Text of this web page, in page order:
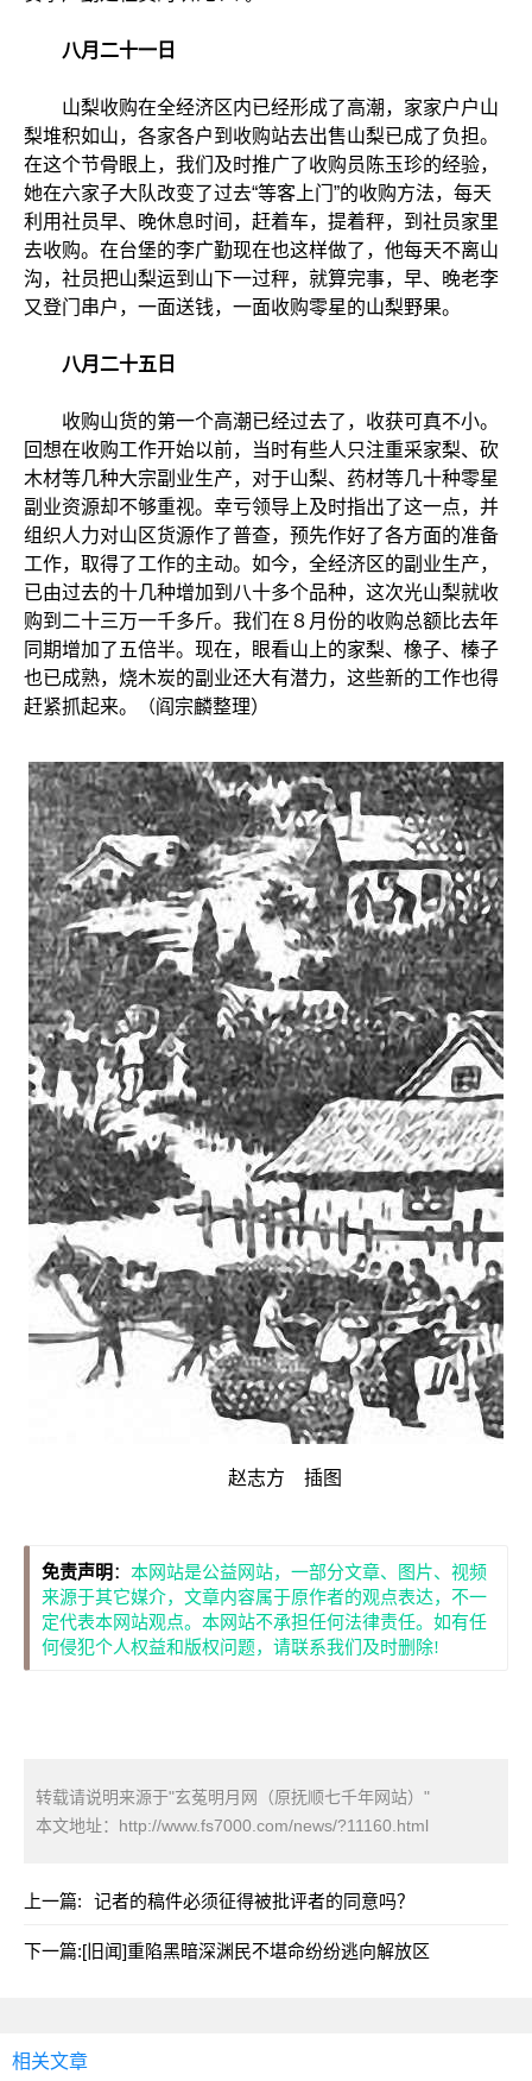
八月二十一日
山梨收购在全经济区内已经形成了高潮，家家户户山
梨堆积如山，各家各户到收购站去出售山梨已成了负担。
在这个节骨眼上，我们及时推广了收购员陈玉珍的经验，
她在六家子大队改变了过去“等客上门”的收购方法，每天
利用社员早、晚休息时间，赶着车，提着秤，到社员家里
去收购。在台堡的李广勤现在也这样做了，他每天不离山
沟，社员把山梨运到山下一过秤，就算完事，早、晚老李
又登门串户，一面送钱，一面收购零星的山梨野果。
八月二十五日
收购山货的第一个高潮已经过去了，收获可真不小。
回想在收购工作开始以前，当时有些人只注重采家梨、砍
木材等几种大宗副业生产，对于山梨、药材等几十种零星
副业资源却不够重视。幸亏领导上及时指出了这一点，并
组织人力对山区货源作了普查，预先作好了各方面的准备
工作，取得了工作的主动。如今，全经济区的副业生产，
已由过去的十几种增加到八十多个品种，这次光山梨就收
购到二十三万一千多斤。我们在８月份的收购总额比去年
同期增加了五倍半。现在，眼看山上的家梨、橡子、榛子
也已成熟，烧木炭的副业还大有潜力，这些新的工作也得
赶紧抓起来。
（阎宗麟整理）
赵志方 插图
免责声明 ： 本网站是公益网站，一部分文章、图片、视频
来源于其它媒介，文章内容属于原作者的观点表达，不一
定代表本网站观点。本网站不承担任何法律责任。如有任
何侵犯个人权益和版权问题，请联系我们及时删除!
转载请说明来源于"玄菟明月网（原抚顺七千年网站）"
本文地址： http://www.fs7000.com/news/?11160.html
上一篇: 记者的稿件必须征得被批评者的同意吗？
下一篇:[旧闻]重陷黑暗深渊民不堪命纷纷逃向解放区
相关文章